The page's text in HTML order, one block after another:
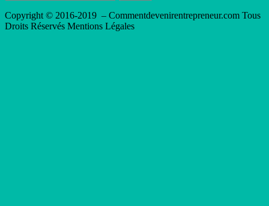
Copyright © 2016-2019 – Commentdevenirentrepreneur.com Tous
Droits Réservés Mentions Légales